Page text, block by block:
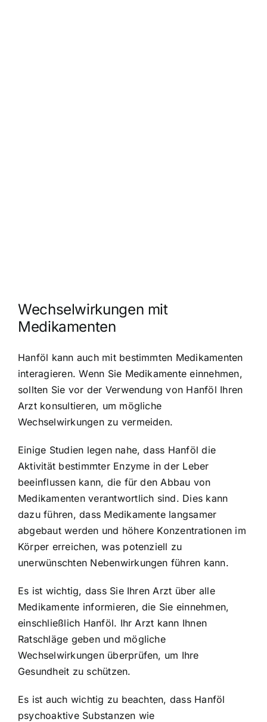
Wechselwirkungen mit
Medikamenten
Hanföl kann auch mit bestimmten Medikamenten
interagieren. Wenn Sie Medikamente einnehmen,
sollten Sie vor der Verwendung von Hanföl Ihren
Arzt konsultieren, um mögliche
Wechselwirkungen zu vermeiden.
Einige Studien legen nahe, dass Hanföl die
Aktivität bestimmter Enzyme in der Leber
beeinflussen kann, die für den Abbau von
Medikamenten verantwortlich sind. Dies kann
dazu führen, dass Medikamente langsamer
abgebaut werden und höhere Konzentrationen im
Körper erreichen, was potenziell zu
unerwünschten Nebenwirkungen führen kann.
Es ist wichtig, dass Sie Ihren Arzt über alle
Medikamente informieren, die Sie einnehmen,
einschließlich Hanföl. Ihr Arzt kann Ihnen
Ratschläge geben und mögliche
Wechselwirkungen überprüfen, um Ihre
Gesundheit zu schützen.
Es ist auch wichtig zu beachten, dass Hanföl
psychoaktive Substanzen wie